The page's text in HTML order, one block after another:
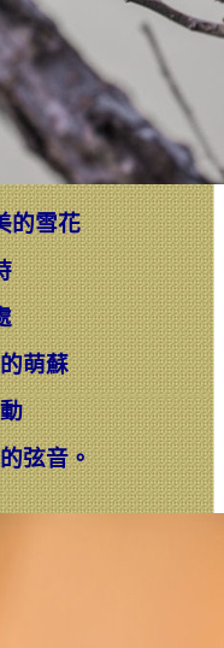
的雪花
萌蘇
弦音。